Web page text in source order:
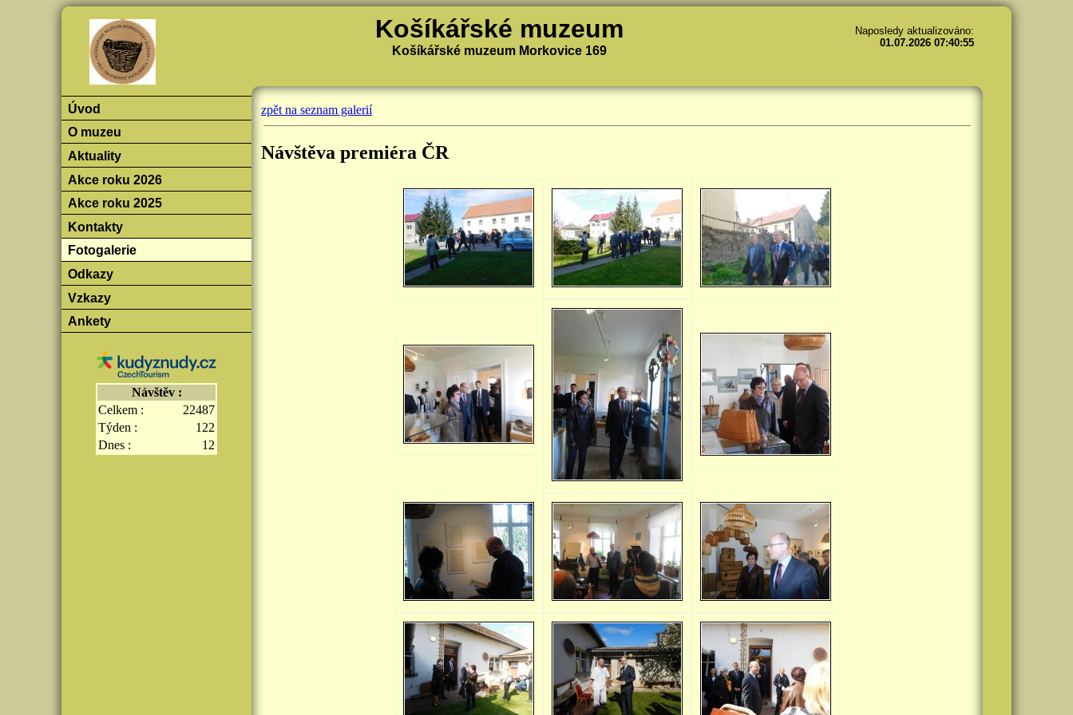
Naposledy aktualizováno:
01.07.2026 07:40:55
Košíkářské muzeum
Košíkářské muzeum Morkovice 169
Úvod
O muzeu
Aktuality
Akce roku 2026
Akce roku 2025
Kontakty
Fotogalerie
Odkazy
Vzkazy
Ankety
Návštěv :
Celkem :
22487
Týden :
122
Dnes :
12
zpět na seznam galerií
Návštěva premiéra ČR